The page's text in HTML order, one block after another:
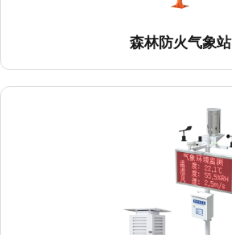
森林防火气象站